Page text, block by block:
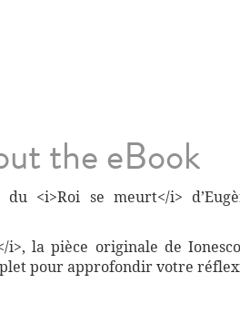
the eBook
du <i>Roi se meurt</i>
la pièce originale de
pour approfondir votre